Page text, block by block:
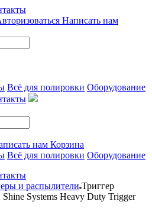
Написать нам
Всё для полировки Оборудование
нам Корзина
Всё для полировки Оборудование
и распылители Триггер
Systems Heavy Duty Trigger